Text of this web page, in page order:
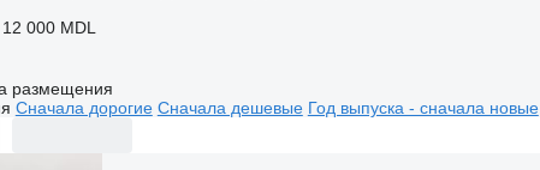
000 MDL
размещения
Сначала дорогие Сначала дешевые Год выпуска - сначала новые